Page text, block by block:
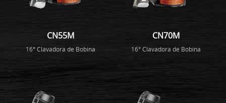
CN55M
16° Clavadora de Bobina
CN70M
16° Clavadora de Bobina